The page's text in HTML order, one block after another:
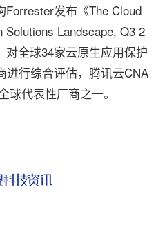
发布《The Cloud
Landscape, Q3 2
对全球34家云原生应用保护
进行综合评估，腾讯云CNA
球代表性厂商之一。